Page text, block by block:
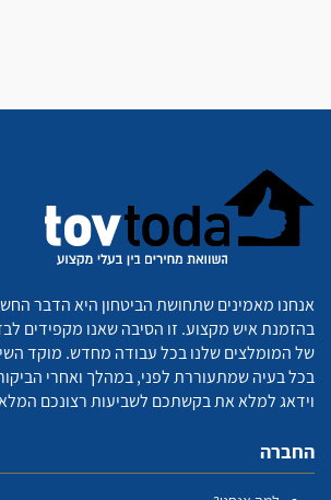
אנחנו מאמינים שתחושת הביטחון היא הדבר
בהזמנת איש מקצוע. זו הסיבה שאנו מקפידים
של המומלצים שלנו בכל עבודה מחדש. מוקד
בכל בעיה שמתעוררת לפני, במהלך ואחרי
וידאג למלא את בקשתכם לשביעות רצונכם
החברה